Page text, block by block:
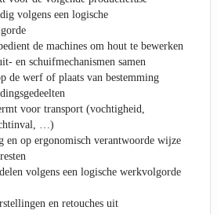
volgens een logische
de machines om hout te bewerken
en schuifmechanismen samen
de werf of plaats van bestemming
voor transport (vochtigheid,
…)
en op ergonomisch verantwoorde wijze
volgens een logische werkvolgorde
en retouches uit